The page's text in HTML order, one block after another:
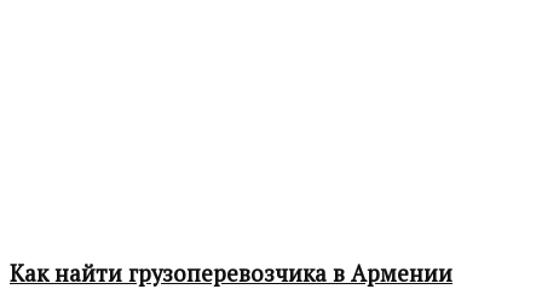
Как найти грузоперевозчика в Армении